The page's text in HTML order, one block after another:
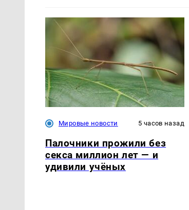
Мировые новости 5 часов назад
Палочники прожили без
секса миллион лет — и
удивили учёных